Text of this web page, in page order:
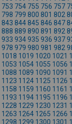
753 754 755 756 757
798 799 800 801 802
843 844845 846 847
888 889 890 891 892
933 934935 936 937
978 979 980 981 982
1018 1019 1020 1021
1053 1054 1055 1056
1088 1089 1090 1091
1123 1124 1125 1126
1158 1159 1160 1161
1193 1194 1195 1196
1228 1229 1230 1231
1263 1264 1265 1266
1298 1299 1300 1301